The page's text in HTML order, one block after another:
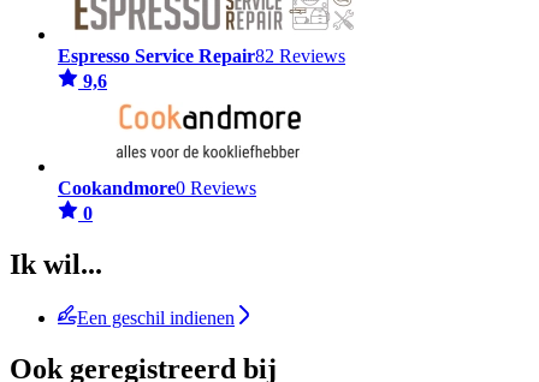
Espresso Service Repair82 Reviews
9,6
Cookandmore0 Reviews
0
Ik wil...
Een geschil indienen
Ook geregistreerd bij